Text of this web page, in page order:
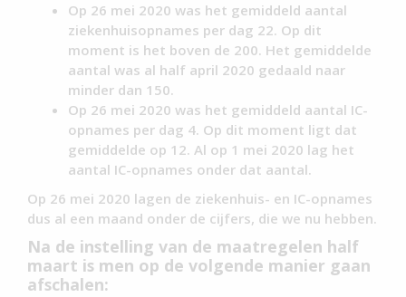
Op 26 mei 2020 was het gemiddeld aantal
ziekenhuisopnames per dag 22. Op dit
moment is het boven de 200. Het gemiddelde
aantal was al half april 2020 gedaald naar
minder dan 150.
Op 26 mei 2020 was het gemiddeld aantal IC-
opnames per dag 4. Op dit moment ligt dat
gemiddelde op 12. Al op 1 mei 2020 lag het
aantal IC-opnames onder dat aantal.
Op 26 mei 2020 lagen de ziekenhuis- en IC-opnames
dus al een maand onder de cijfers, die we nu hebben.
Na de instelling van de maatregelen half
maart is men op de volgende manier gaan
afschalen: